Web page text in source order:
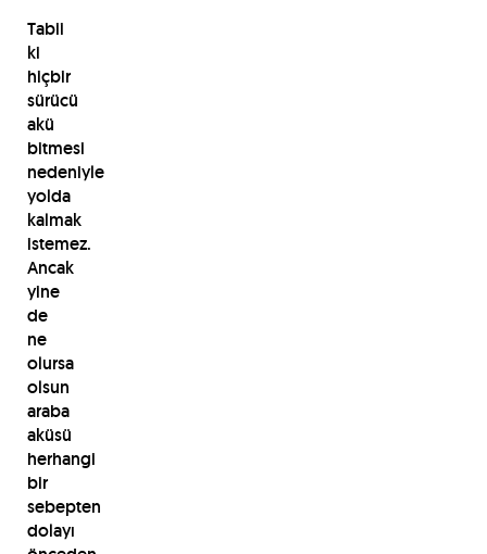
Tabii
ki
hiçbir
sürücü
akü
bitmesi
nedeniyle
yolda
kalmak
istemez.
Ancak
yine
de
ne
olursa
olsun
araba
aküsü
herhangi
bir
sebepten
dolayı